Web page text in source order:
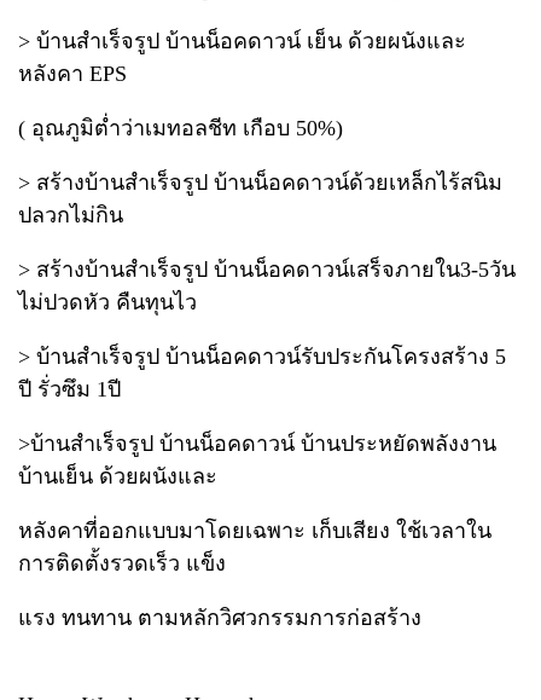
> บ้านสำเร็จรูป บ้านน็อคดาวน์ เย็น ด้วยผนังและ
หลังคา EPS
( อุณภูมิต่ำว่าเมทอลชีท เกือบ 50%)
> สร้างบ้านสำเร็จรูป บ้านน็อคดาวน์ด้วยเหล็กไร้สนิม
ปลวกไม่กิน
> สร้างบ้านสำเร็จรูป บ้านน็อคดาวน์เสร็จภายใน3-5วัน
ไม่ปวดหัว คืนทุนไว
> บ้านสำเร็จรูป บ้านน็อคดาวน์รับประกันโครงสร้าง 5
ปี รั่วซึม 1ปี
>บ้านสำเร็จรูป บ้านน็อคดาวน์ บ้านประหยัดพลังงาน
บ้านเย็น ด้วยผนังและ
หลังคาที่ออกแบบมาโดยเฉพาะ เก็บเสียง ใช้เวลาใน
การติดตั้งรวดเร็ว แข็ง
แรง ทนทาน ตามหลักวิศวกรรมการก่อสร้าง